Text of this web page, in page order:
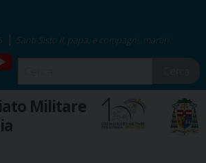
Santi Sisto II, papa, e compagni, martiri
Militare